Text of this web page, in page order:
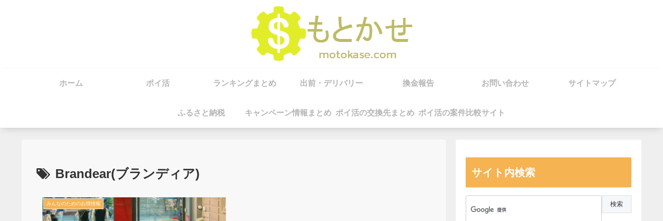
ホーム ポイ活 ランキングまとめ 出前・デリバリー 換金報告 お問い合わせ サイトマップ
ふるさと納税 キャンペーン情報まとめ ポイ活の交換先まとめ ポイ活の案件比較サイト
Brandear(ブランディア)
みんなのためのお得情報
サイト内検索